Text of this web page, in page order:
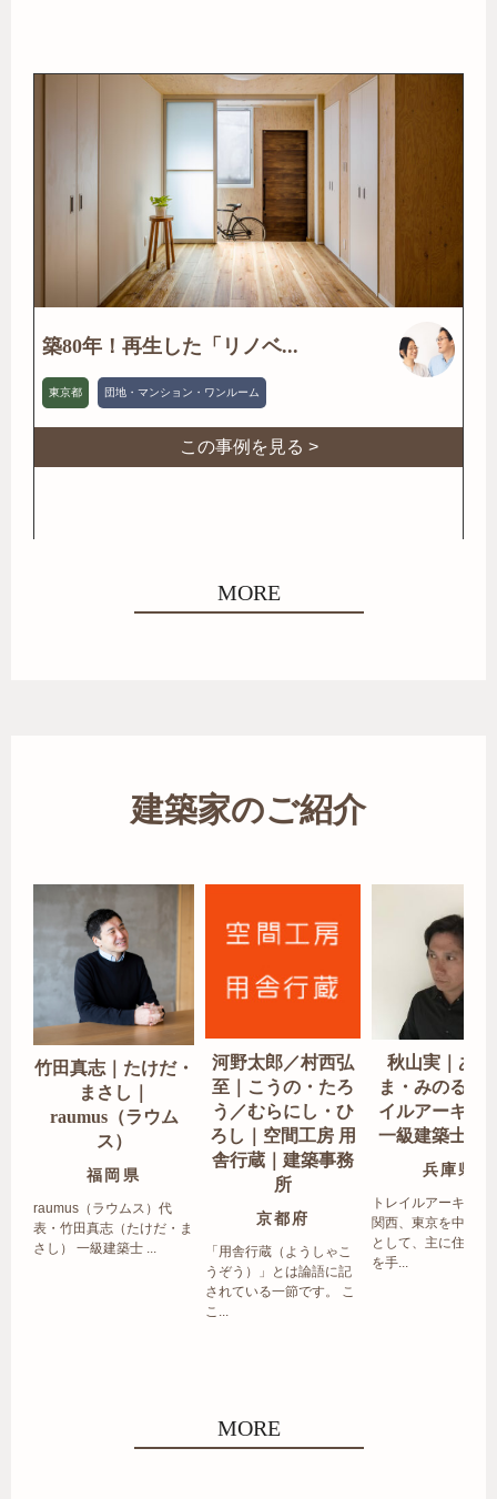
築80年！再生した「リノベ...
東京都 団地・マンション・ワンルーム
この事例を見る >
MORE
建築家のご紹介
竹田真志｜たけだ・
まさし｜
raumus（ラウム
ス）
福岡県
raumus（ラウムス）代
表・竹田真志（たけだ・ま
さし） 一級建築士 ...
河野太郎／村西弘
至｜こうの・たろ
う／むらにし・ひ
ろし｜空間工房 用
舎行蔵｜建築事務
所
京都府
「用舎行蔵（ようしゃこ
うぞう）」とは論語に記
されている一節です。 こ
こ...
秋山実｜あき
ま・みのる｜
イルアーキテ
一級建築士事
兵庫県
トレイルアーキテク
関西、東京を中心エ
として、主に住宅の
を手...
MORE